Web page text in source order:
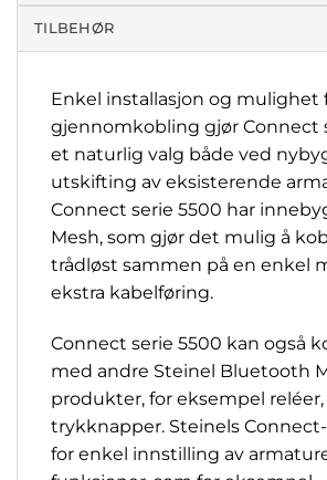
TILBEHØR
Enkel installasjon og mulighet
gjennomkobling gjør Connect
et naturlig valg både ved
utskifting av eksisterende
Connect serie 5500 har
Mesh, som gjør det mulig å
trådløst sammen på en enkel
ekstra kabelføring.
Connect serie 5500 kan også
med andre Steinel Bluetooth
produkter, for eksempel reléer,
trykknapper. Steinels
for enkel innstilling av